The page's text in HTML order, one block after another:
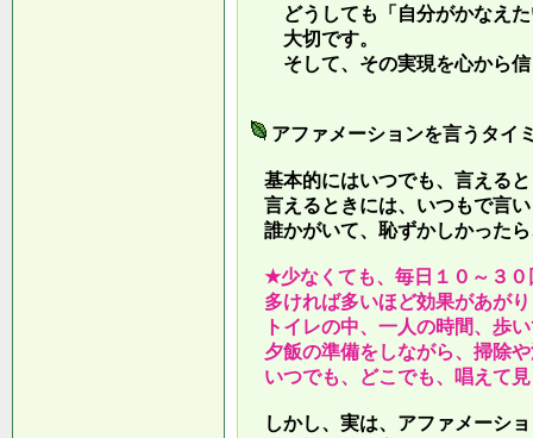
どうしても「自分がかなえた
大切です。
そして、その実現を心から信
アファメーションを言うタイ
基本的にはいつでも、言える
言えるときには、いつもで言
誰かがいて、恥ずかしかった
★少なくても、毎日１０～３０
多ければ多いほど効果があが
トイレの中、一人の時間、歩
夕飯の準備をしながら、掃除
いつでも、どこでも、唱えて
しかし、実は、アファメーシ